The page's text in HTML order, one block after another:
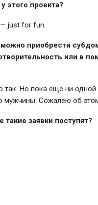
этого проекта?
just for fun.
можно приобрести
или в
так. Но пока еще ни
мужчины. Сожалею об
заявки поступят?